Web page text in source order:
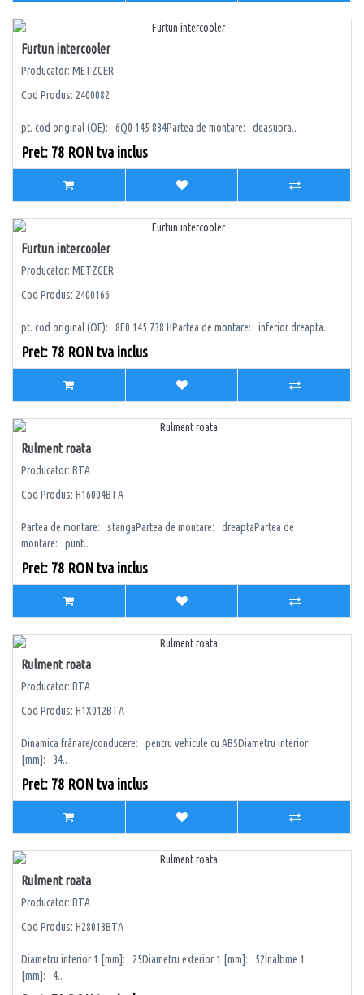
Furtun intercooler
Producator: METZGER
Cod Produs: 2400082
pt. cod original (OE): 6Q0 145 834Partea de montare: deasupra..
Pret: 78 RON tva inclus
Furtun intercooler
Producator: METZGER
Cod Produs: 2400166
pt. cod original (OE): 8E0 145 738 HPartea de montare: inferior dreapta..
Pret: 78 RON tva inclus
Rulment roata
Producator: BTA
Cod Produs: H16004BTA
Partea de montare: stangaPartea de montare: dreaptaPartea de
montare: punt..
Pret: 78 RON tva inclus
Rulment roata
Producator: BTA
Cod Produs: H1X012BTA
Dinamica frânare/conducere: pentru vehicule cu ABSDiametru interior
[mm]: 34..
Pret: 78 RON tva inclus
Rulment roata
Producator: BTA
Cod Produs: H28013BTA
Diametru interior 1 [mm]: 25Diametru exterior 1 [mm]: 52Înaltime 1
[mm]: 4..